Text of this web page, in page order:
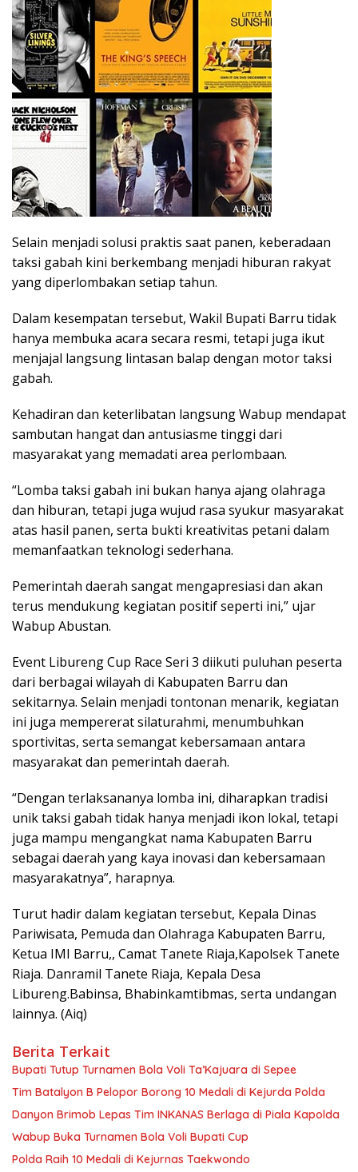
Selain menjadi solusi praktis saat panen, keberadaan
taksi gabah kini berkembang menjadi hiburan rakyat
yang diperlombakan setiap tahun.
Dalam kesempatan tersebut, Wakil Bupati Barru tidak
hanya membuka acara secara resmi, tetapi juga ikut
menjajal langsung lintasan balap dengan motor taksi
gabah.
Kehadiran dan keterlibatan langsung Wabup mendapat
sambutan hangat dan antusiasme tinggi dari
masyarakat yang memadati area perlombaan.
“Lomba taksi gabah ini bukan hanya ajang olahraga
dan hiburan, tetapi juga wujud rasa syukur masyarakat
atas hasil panen, serta bukti kreativitas petani dalam
memanfaatkan teknologi sederhana.
Pemerintah daerah sangat mengapresiasi dan akan
terus mendukung kegiatan positif seperti ini,” ujar
Wabup Abustan.
Event Libureng Cup Race Seri 3 diikuti puluhan peserta
dari berbagai wilayah di Kabupaten Barru dan
sekitarnya. Selain menjadi tontonan menarik, kegiatan
ini juga mempererat silaturahmi, menumbuhkan
sportivitas, serta semangat kebersamaan antara
masyarakat dan pemerintah daerah.
“Dengan terlaksananya lomba ini, diharapkan tradisi
unik taksi gabah tidak hanya menjadi ikon lokal, tetapi
juga mampu mengangkat nama Kabupaten Barru
sebagai daerah yang kaya inovasi dan kebersamaan
masyarakatnya”, harapnya.
Turut hadir dalam kegiatan tersebut, Kepala Dinas
Pariwisata, Pemuda dan Olahraga Kabupaten Barru,
Ketua IMI Barru,, Camat Tanete Riaja,Kapolsek Tanete
Riaja. Danramil Tanete Riaja, Kepala Desa
Libureng.Babinsa, Bhabinkamtibmas, serta undangan
lainnya. (Aiq)
Berita Terkait
Bupati Tutup Turnamen Bola Voli Ta’Kajuara di Sepee
Tim Batalyon B Pelopor Borong 10 Medali di Kejurda Polda
Danyon Brimob Lepas Tim INKANAS Berlaga di Piala Kapolda
Wabup Buka Turnamen Bola Voli Bupati Cup
Polda Raih 10 Medali di Kejurnas Taekwondo